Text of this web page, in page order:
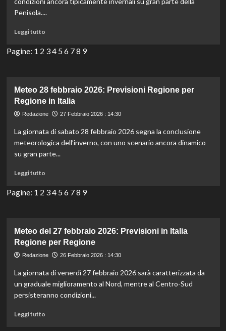
in
Italia
Penisola....
Leggi tuttoLeggi
più
marzo
2026:
Regione
Regione
in
Italia
Pagine: 1 2 34 5 6 78 9
Meteo 28 febbraio 2026: Previsioni Regione per
Regione in Italia
Redazione 27 Febbraio 2026 : 14:30
La giornata di sabato 28 febbraio 2026 segna la conclusione
meteorologica dell’inverno, con uno scenario ancora dinamico
su gran parte...
Leggi tuttoLeggi
più
febbraio
2026:
Previsioni
Regione
Regione
in
Italia
Pagine: 1 2 34 5 6 78 9
Meteo del 27 febbraio 2026: Previsioni in Italia
Regione per Regione
Redazione 26 Febbraio 2026 : 14:30
La giornata di venerdì 27 febbraio 2026 sarà caratterizzata da
un graduale miglioramento al Nord, mentre al Centro-Sud
persisteranno condizioni...
Leggi tuttoLeggi